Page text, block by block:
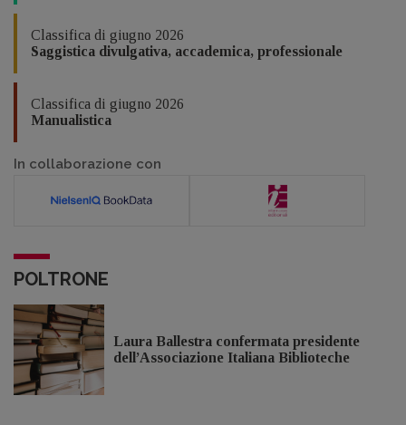
Classifica di giugno 2026
Saggistica divulgativa, accademica, professionale
Classifica di giugno 2026
Manualistica
In collaborazione con
POLTRONE
Laura Ballestra confermata presidente
dell’Associazione Italiana Biblioteche